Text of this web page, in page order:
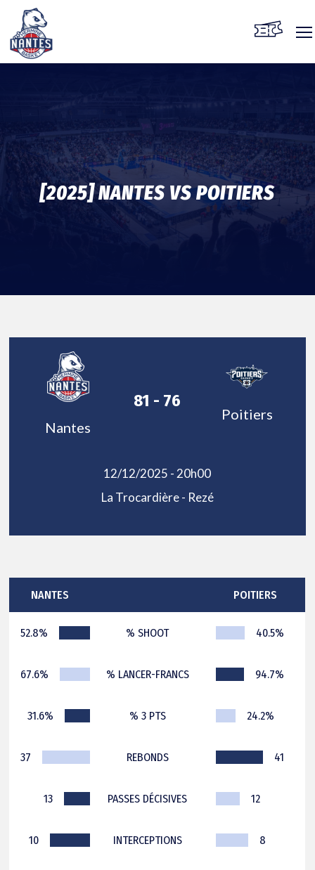
Skip
to
[2025] NANTES VS POITIERS
Nantes
81 - 76
12/12/2025 - 20h00
La Trocardière - Rezé
Poitiers
NANTES POITIERS
52.8% % SHOOT 40.5%
67.6% % LANCER-FRANCS 94.7%
31.6% % 3 PTS 24.2%
37 REBONDS 41
13 PASSES DÉCISIVES 12
10 INTERCEPTIONS 8